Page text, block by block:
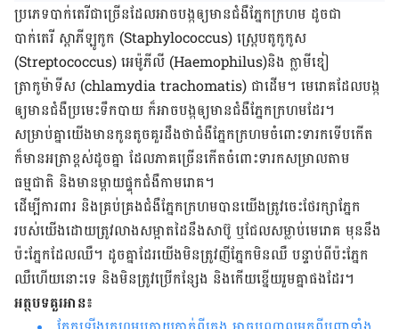
ប្រភេទ​បាក់តេរី​ជា​ច្រើនដែល​អាច​បង្ក​ឲ្យ​មាន​ជំងឺ​ភ្នែក​ក្រហម ដូចជា​​
បាក់តេរី ស្តាភីឡូកូក (Staphylococcus)ស្ត្រេបតូកូកូស
(Streptococcus)​អេម៉ូភីលី ​ (Haemophilus)និង​ ក្លាមីឌៀ​
ត្រាកូម៉ាទីស (chlamydia trachomatis) ​ ជាដើម​។ ​មេរោគ​ដែល​បង្ក​
ឲ្យ​មាន​ជំងឺប្រមេះ​ទឹក​បាយ​ ក៏​អាច​បង្ក​ឲ្យ​មាន​ជំងឺ​ភ្នែក​ក្រហម​ដែរ​។
សម្រាប់​គ្នា​យើង​មាន​កូន​តូច​គួរ​ដឹង​ថា​ជំងឺ​ភ្នែក​ក្រហម​ចំពោះ​ទារក​ទើប​កើត​
ក៏​មាន​អត្រា​ខ្ពស់​ដូច​គ្នា ​ដែល​ភាគច្រើន​កើត​ចំពោះ​ទារក​សម្រាល​តាម​
ធម្មជាតិ និង​មាន​ម្តាយ​ផ្ទុក​​ជំងឺ​កាម​រោគ​។
ដើម្បី​ការ​ពារ​ និង​គ្រប់​គ្រង​ជំងឺ​ភ្នែក​ក្រហមបាន​​យើង​ត្រូវ​ចេះ​ថែរក្សា​ភ្នែក​
របស់​យើង​ដោយ​ត្រូវលាង​សម្អាត​​ដៃ​នឹង​សាប៊ូ​ ឬ​ជែល​សម្លាប់​មេរោគ ​មុន​នឹង​
ប៉ះ​ភ្នែក​ដែល​ឈឺ។ ដូច​គ្នា​ដែរ​យើងមិន​ត្រូវ​ញី​ភ្នែក​មិន​ឈឺ​ បន្ទាប់​ពី​ប៉ះ​ភ្នែក​
ឈឺ​ហើយ​នោះ​ទេ និង​មិន​ត្រូវ​ប្រើ​កន្សែង​ និង​កើយ​ខ្នើយ​រួម​គ្នា​ផង​ដែរ។
អត្ថបទគួរអាន៖